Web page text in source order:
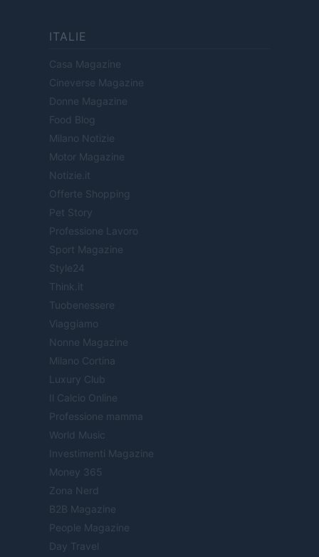
ITALIE
Casa Magazine
Cineverse Magazine
Donne Magazine
Food Blog
Milano Notizie
Motor Magazine
Notizie.it
Offerte Shopping
Pet Story
Professione Lavoro
Sport Magazine
Style24
Think.it
Tuobenessere
Viaggiamo
Nonne Magazine
Milano Cortina
Luxury Club
Il Calcio Online
Professione mamma
World Music
Investimenti Magazine
Money 365
Zona Nerd
B2B Magazine
People Magazine
Day Travel